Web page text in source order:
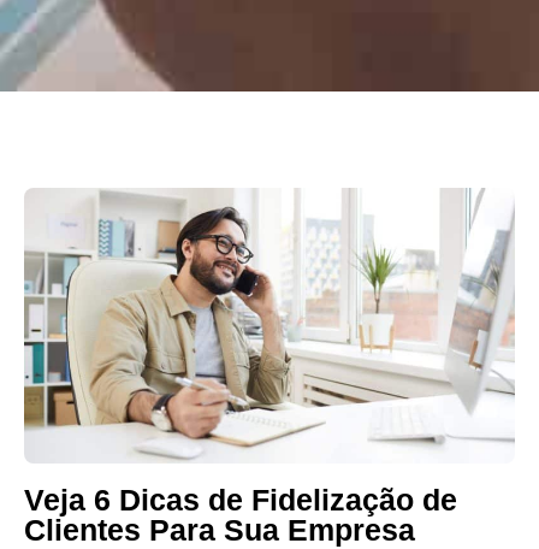
Veja 6 Dicas de Fidelização de
Clientes Para Sua Empresa